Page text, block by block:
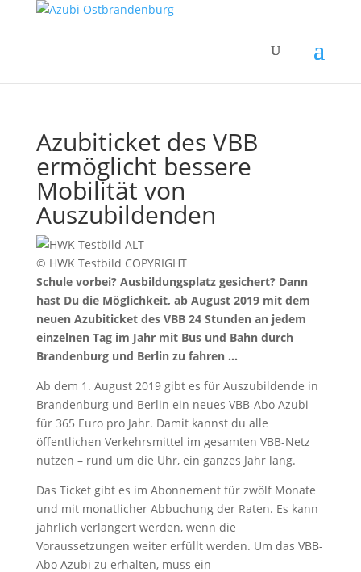
Azubiticket des VBB
ermöglicht bessere
Mobilität von
Auszubildenden
© HWK Testbild COPYRIGHT
Schule vorbei? Ausbildungsplatz gesichert? Dann
hast Du die Möglichkeit, ab August 2019 mit dem
neuen Azubiticket des VBB 24 Stunden an jedem
einzelnen Tag im Jahr mit Bus und Bahn durch
Brandenburg und Berlin zu fahren …
Ab dem 1. August 2019 gibt es für Auszubildende in
Brandenburg und Berlin ein neues VBB-Abo Azubi
für 365 Euro pro Jahr. Damit kannst du alle
öffentlichen Verkehrsmittel im gesamten VBB-Netz
nutzen – rund um die Uhr, ein ganzes Jahr lang.
Das Ticket gibt es im Abonnement für zwölf Monate
und mit monatlicher Abbuchung der Raten. Es kann
jährlich verlängert werden, wenn die
Voraussetzungen weiter erfüllt werden. Um das VBB-
Abo Azubi zu erhalten, muss ein